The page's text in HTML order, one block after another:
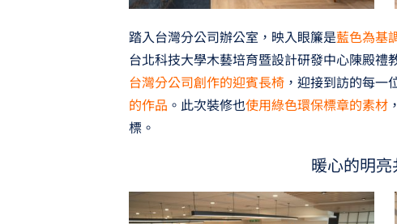
踏入台灣分公司辦公室，映入眼簾是藍色為基
台北科技大學木藝培育暨設計研發中心陳殿禮
台灣分公司創作的迎賓長椅，迎接到訪的每一
的作品 。此次裝修也使用綠色環保標章的素材
標。
暖心的明